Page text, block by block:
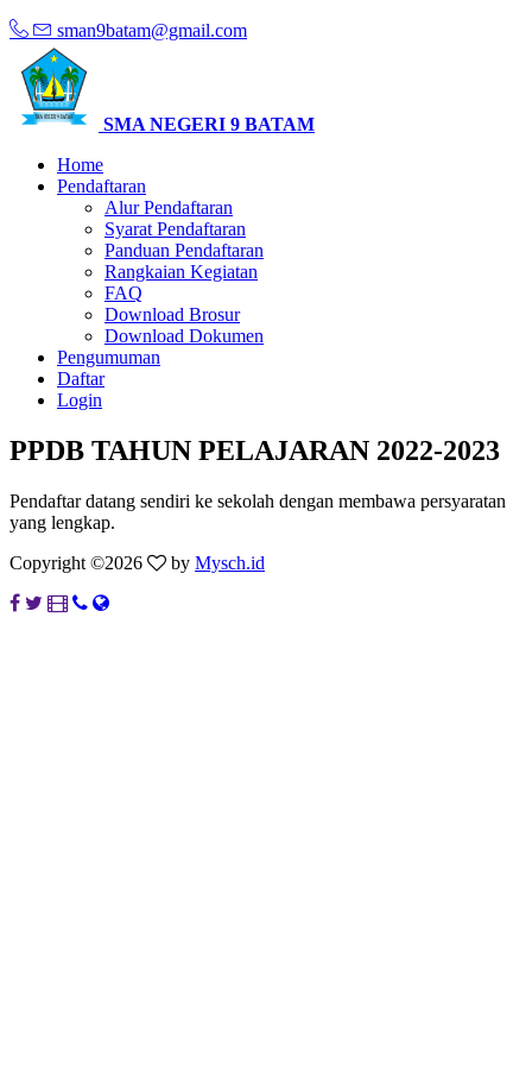
sman9batam@gmail.com
SMA NEGERI 9 BATAM
Home
Pendaftaran
Alur Pendaftaran
Syarat Pendaftaran
Panduan Pendaftaran
Rangkaian Kegiatan
FAQ
Download Brosur
Download Dokumen
Pengumuman
Daftar
Login
PPDB TAHUN PELAJARAN 2022-2023
Pendaftar datang sendiri ke sekolah dengan membawa persyaratan
yang lengkap.
Copyright ©2026 by Mysch.id